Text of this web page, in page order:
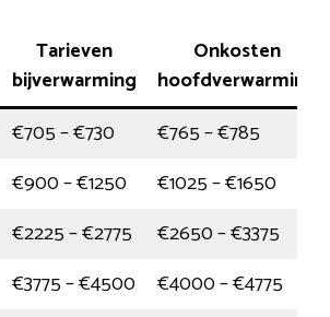
Tarieven
bijverwarming
Onkosten
hoofdverwarming
€705 – €730
€765 – €785
€900 – €1250
€1025 – €1650
€2225 – €2775
€2650 – €3375
€3775 – €4500
€4000 – €4775